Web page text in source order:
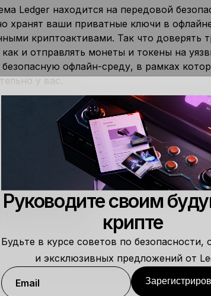
Ledger находится на передовой
хранят ваши приватные ключи в
криптоактивами. Так что
и отправлять монеты и токены на
офлайн-среду, в рамках
у вас.
Ledger состоит не только из
безопасное взаимодействие с
монеты и токены , стейкать их, а
соединение при одновременном
для ценителей
ни было взаимодействие с цифровыми
некастодиальное хранение
такую возможность как
реферальная программа Ledger.
Руководите своим
крипте
Будьте в курсе советов по безопасности,
и эксклюзивных предложений от
Email